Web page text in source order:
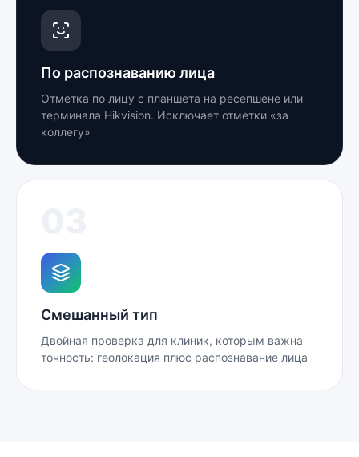
По распознаванию лица
Отметка по лицу с планшета на ресепшене или
терминала Hikvision. Исключает отметки «за
коллегу»
Смешанный тип
Двойная проверка для клиник, которым важна
точность: геолокация плюс распознавание лица